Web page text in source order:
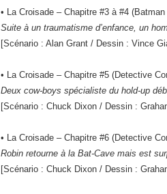
• La Croisade – Chapitre #3 à #4
Suite à un traumatisme d’enfance, un
[Scénario : Alan Grant / Dessin : Vince
• La Croisade – Chapitre #5 (Detective
Deux cow-boys spécialiste du hold-up
[Scénario : Chuck Dixon / Dessin :
• La Croisade – Chapitre #6 (Detective
Robin retourne à la Bat-Cave mais est
[Scénario : Chuck Dixon / Dessin :